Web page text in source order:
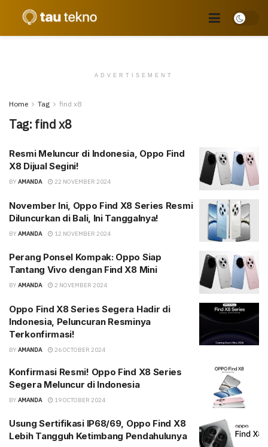
ADVERTISEMENT
Home Tag find x8
Tag: find x8
Resmi Meluncur di Indonesia, Oppo Find
X8 Dijual Segini!
BY AMANDA 22 NOVEMBER 2024
November Ini, Oppo Find X8 Series Resmi
Diluncurkan di Bali, Ini Tanggalnya!
BY AMANDA 12 NOVEMBER 2024
Perang Ponsel Kompak: Oppo Siap
Tantang Vivo dengan Find X8 Mini
BY AMANDA 2 NOVEMBER 2024
Oppo Find X8 Series Segera Hadir di
Indonesia, Peluncuran Resminya
Terkonfirmasi!
BY AMANDA 26 OCTOBER 2024
Konfirmasi Resmi! Oppo Find X8 Series
Segera Meluncur di Indonesia
BY AMANDA 19 OCTOBER 2024
Usung Sertifikasi IP68/69, Oppo Find X8
Lebih Tangguh Ketimbang Pendahulunya